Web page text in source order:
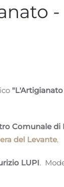
-
Comunale di
del Levante.
LUPI.